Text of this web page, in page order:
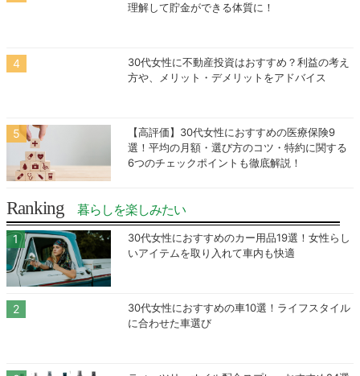
理解して貯金ができる体質に！
30代女性に不動産投資はおすすめ？利益の考え
方や、メリット・デメリットをアドバイス
【高評価】30代女性におすすめの医療保険9
選！平均の月額・選び方のコツ・特約に関する
6つのチェックポイントも徹底解説！
Ranking 暮らしを楽しみたい
30代女性におすすめのカー用品19選！女性らし
いアイテムを取り入れて車内も快適
30代女性におすすめの車10選！ライフスタイル
に合わせた車選び